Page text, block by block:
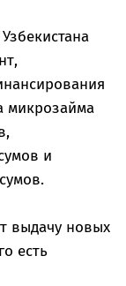
микрозайма
и
выдачу новых
есть